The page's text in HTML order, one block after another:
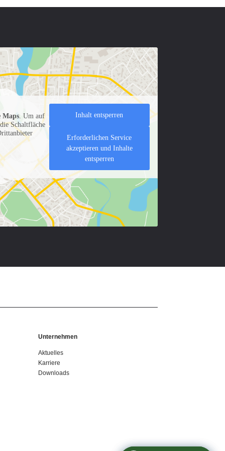
Maps. Um auf
Schaltfläche
Inhalt entsperren
Erforderlichen Service
akzeptieren und Inhalte
entsperren
Unternehmen
Aktuelles
Karriere
Downloads